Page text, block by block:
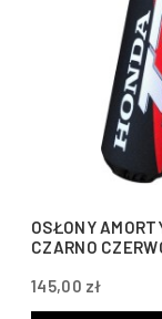
OSŁONY
CZARNO
145,00 zł